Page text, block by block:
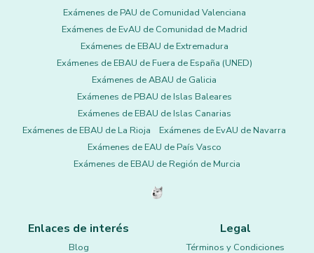
Exámenes de PAU de Comunidad Valenciana
Exámenes de EvAU de Comunidad de Madrid
Exámenes de EBAU de Extremadura
Exámenes de EBAU de Fuera de España (UNED)
Exámenes de ABAU de Galicia
Exámenes de PBAU de Islas Baleares
Exámenes de EBAU de Islas Canarias
Exámenes de EBAU de La Rioja
Exámenes de EvAU de Navarra
Exámenes de EAU de País Vasco
Exámenes de EBAU de Región de Murcia
Enlaces de interés
Blog
Legal
Términos y Condiciones